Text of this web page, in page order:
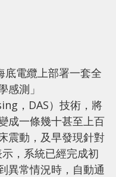
底電纜上部署一套全
感測」
，DAS）技術，將
成一條幾十甚至上百
震動，及早發現針對
，系統已經完成初
異常情況時，自動通